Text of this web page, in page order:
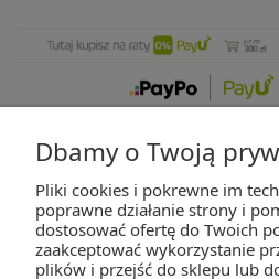
ZAKUPY
POMOC
Dbamy o Twoją
Pliki cookies i pokrewne im
poprawne działanie strony i
dostosować ofertę do Twoich
zaakceptować wykorzystanie
plików i przejść do sklepu lub